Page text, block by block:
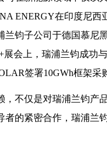
ENERGY在印度尼
兰钧子公司于德国慕
会上，瑞浦兰钧成功
签署10GWh框架采
，不仅是对瑞浦兰钧产
者的紧密合作，瑞浦